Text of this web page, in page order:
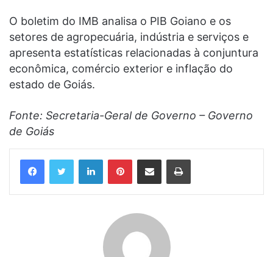
O boletim do IMB analisa o PIB Goiano e os
setores de agropecuária, indústria e serviços e
apresenta estatísticas relacionadas à conjuntura
econômica, comércio exterior e inflação do
estado de Goiás.
Fonte: Secretaria-Geral de Governo – Governo
de Goiás
LinkedinPinterestCompartilhar via e-mail Imprimir